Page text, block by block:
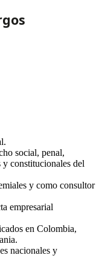
social, penal,
y constitucionales del
y como consultor
empresarial
en Colombia,
nacionales y